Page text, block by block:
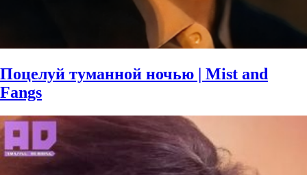
Поцелуй туманной ночью | Mist and
Fangs